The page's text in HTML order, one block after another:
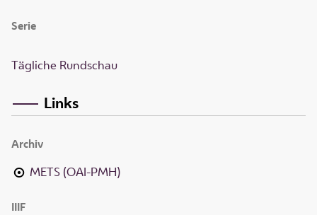
Serie
Tägliche Rundschau
Links
Archiv
METS (OAI-PMH)
IIIF